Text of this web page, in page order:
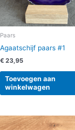
Paars
Agaatschijf paars #1
€ 23,95
Toevoegen aan
winkelwagen